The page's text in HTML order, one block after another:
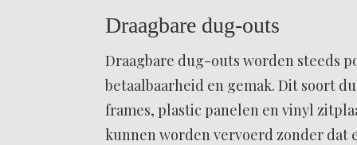
Draagbare dug-outs
Draagbare dug-outs worden steeds
betaalbaarheid en gemak. Dit soort
frames, plastic panelen en vinyl
kunnen worden vervoerd zonder dat